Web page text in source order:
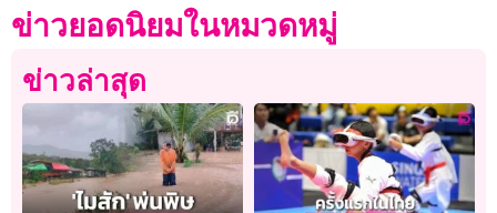
ข่าวยอดนิยมในหมวดหมู่
ข่าวล่าสุด